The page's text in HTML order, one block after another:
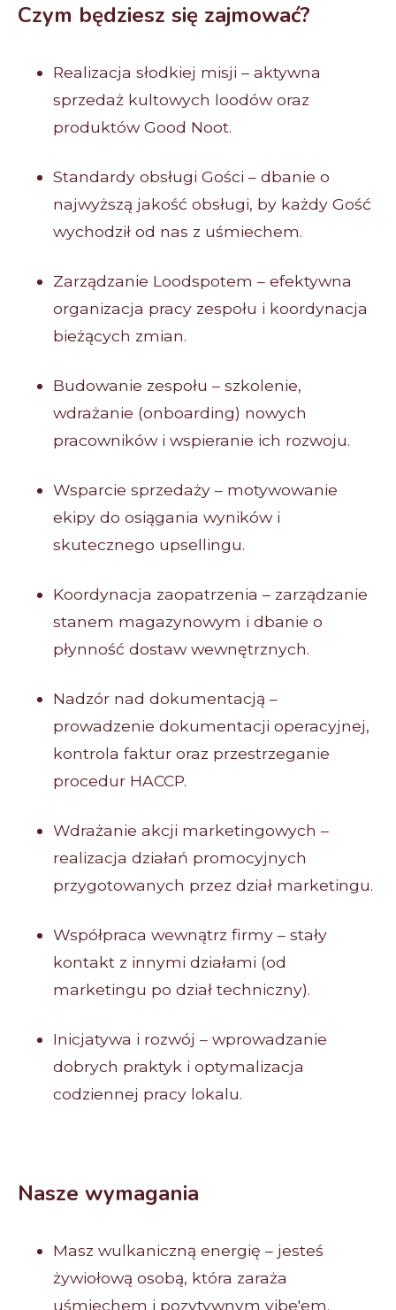
Czym będziesz się zajmować?
Realizacja słodkiej misji – aktywna
sprzedaż kultowych loodów oraz
produktów Good Noot.
Standardy obsługi Gości – dbanie o
najwyższą jakość obsługi, by każdy Gość
wychodził od nas z uśmiechem.
Zarządzanie Loodspotem – efektywna
organizacja pracy zespołu i koordynacja
bieżących zmian.
Budowanie zespołu – szkolenie,
wdrażanie (onboarding) nowych
pracowników i wspieranie ich rozwoju.
Wsparcie sprzedaży – motywowanie
ekipy do osiągania wyników i
skutecznego upsellingu.
Koordynacja zaopatrzenia – zarządzanie
stanem magazynowym i dbanie o
płynność dostaw wewnętrznych.
Nadzór nad dokumentacją –
prowadzenie dokumentacji operacyjnej,
kontrola faktur oraz przestrzeganie
procedur HACCP.
Wdrażanie akcji marketingowych –
realizacja działań promocyjnych
przygotowanych przez dział marketingu.
Współpraca wewnątrz firmy – stały
kontakt z innymi działami (od
marketingu po dział techniczny).
Inicjatywa i rozwój – wprowadzanie
dobrych praktyk i optymalizacja
codziennej pracy lokalu.
Nasze wymagania
Masz wulkaniczną energię – jesteś
żywiołową osobą, która zaraża
uśmiechem i pozytywnym vibe'em.